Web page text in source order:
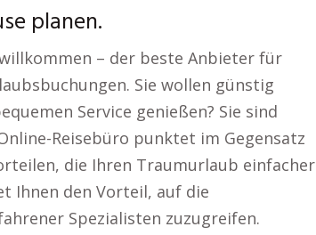
planen.
– der beste Anbieter für
Sie wollen günstig
Service genießen? Sie sind
Reisebüro punktet im Gegensatz
die Ihren Traumurlaub einfacher
Ihnen den Vorteil, auf die
Spezialisten zuzugreifen.